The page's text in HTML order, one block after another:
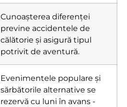
Cunoașterea diferenței
previne accidentele de
călătorie și asigură tipul
potrivit de aventură.
Evenimentele populare și
sărbătorile alternative se
rezervă cu luni în avans -